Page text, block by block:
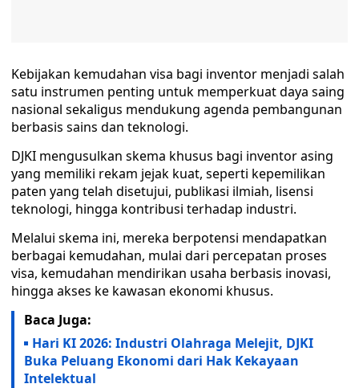
Kebijakan kemudahan visa bagi inventor menjadi salah
satu instrumen penting untuk memperkuat daya saing
nasional sekaligus mendukung agenda pembangunan
berbasis sains dan teknologi.
DJKI mengusulkan skema khusus bagi inventor asing
yang memiliki rekam jejak kuat, seperti kepemilikan
paten yang telah disetujui, publikasi ilmiah, lisensi
teknologi, hingga kontribusi terhadap industri.
Melalui skema ini, mereka berpotensi mendapatkan
berbagai kemudahan, mulai dari percepatan proses
visa, kemudahan mendirikan usaha berbasis inovasi,
hingga akses ke kawasan ekonomi khusus.
Baca Juga:
Hari KI 2026: Industri Olahraga Melejit, DJKI
Buka Peluang Ekonomi dari Hak Kekayaan
Intelektual